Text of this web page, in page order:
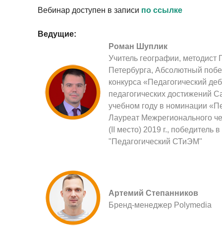
Вебинар доступен в записи по ссылке
Ведущие:
Роман Шуплик
Учитель географии,
Петербурга, Абсолютный
конкурса «Педагогический
педагогических достижений
учебном году в номинации
Лауреат Межрегионального
(II место) 2019 г., победитель
"Педагогический СТиЭМ"
Артемий Степанников
Бренд-менеджер Polymedia